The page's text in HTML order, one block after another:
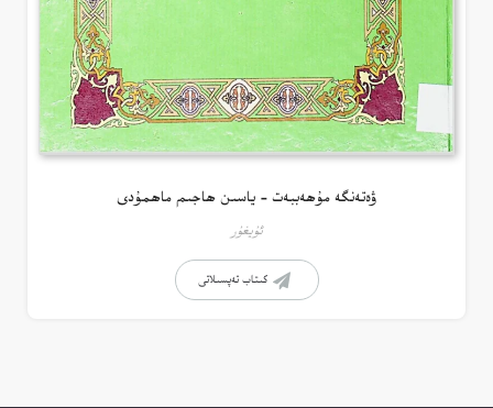
ۋەتەنگە مۇھەببەت – ياسىن ھاجىم ماھمۇدى
ئۇيغۇر
كىتاب تەپسىلاتى